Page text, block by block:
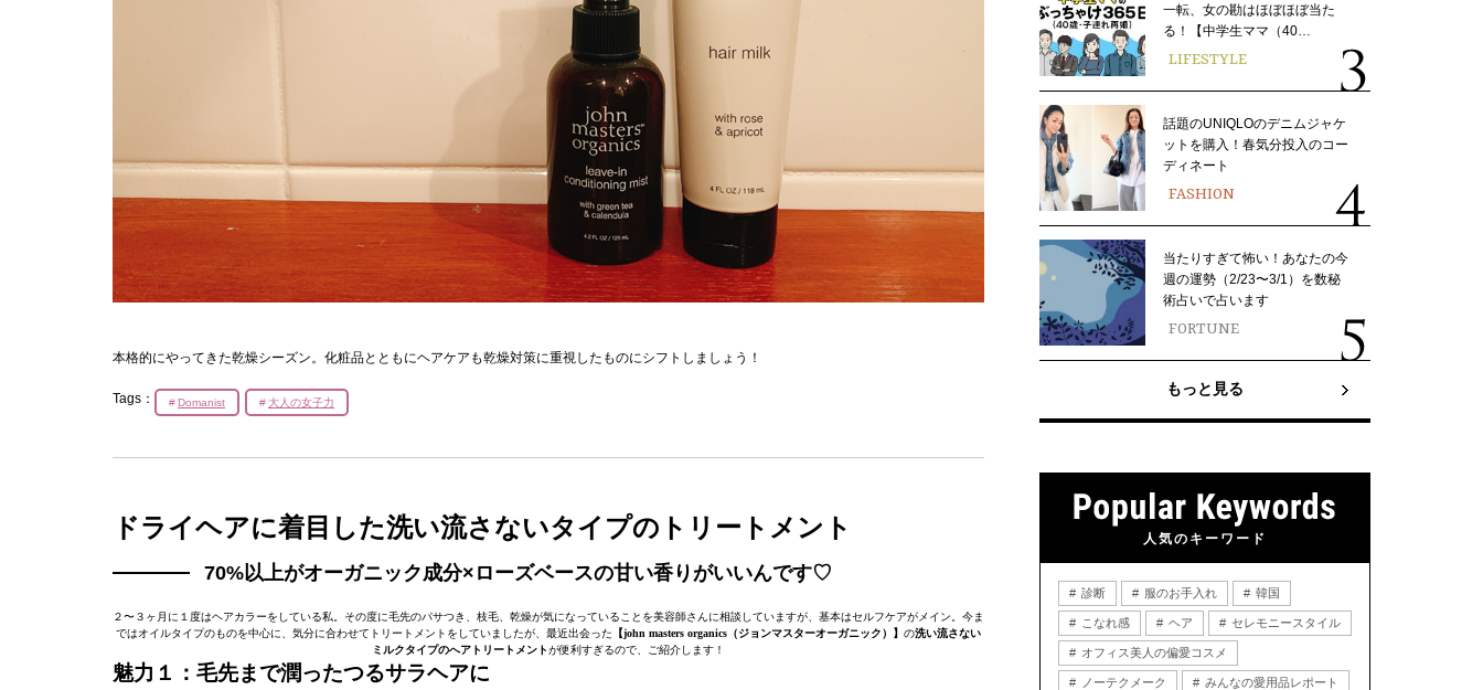
本格的にやってきた乾燥シーズン。化粧品とともにヘアケアも乾燥対策に重視したものにシフトしましょう！
Tags： Domanist 大人の女子力
ドライヘアに着目した洗い流さないタイプのトリートメント
70%以上がオーガニック成分×ローズベースの甘い香りがいいんです♡
２〜３ヶ月に１度はヘアカラーをしている私。その度に毛先のパサつき、枝毛、乾燥が気になっていることを美容師さんに相談していますが、基本はセルフケアがメイン。今ま
ではオイルタイプのものを中心に、気分に合わせてトリートメントをしていましたが、最近出会った 【john masters organics（ジョンマスターオーガニック）】 の洗い流さない
ミルクタイプのへアトリートメントが便利すぎるので、ご紹介します！
魅力１：毛先まで潤ったつるサラヘアに
一転、女の勘はほぼほぼ当た
る！【中学生ママ（40…
LIFESTYLE
話題のUNIQLOのデニムジャケ
ットを購入！春気分投入のコー
ディネート
FASHION
当たりすぎて怖い！あなたの今
週の運勢（2/23〜3/1）を数秘
術占いで占います
FORTUNE
もっと見る
人気のキーワード
診断 服のお手入れ 韓国
こなれ感 ヘア セレモニースタイル
オフィス美人の偏愛コスメ
ノーテクメーク みんなの愛用品レポート